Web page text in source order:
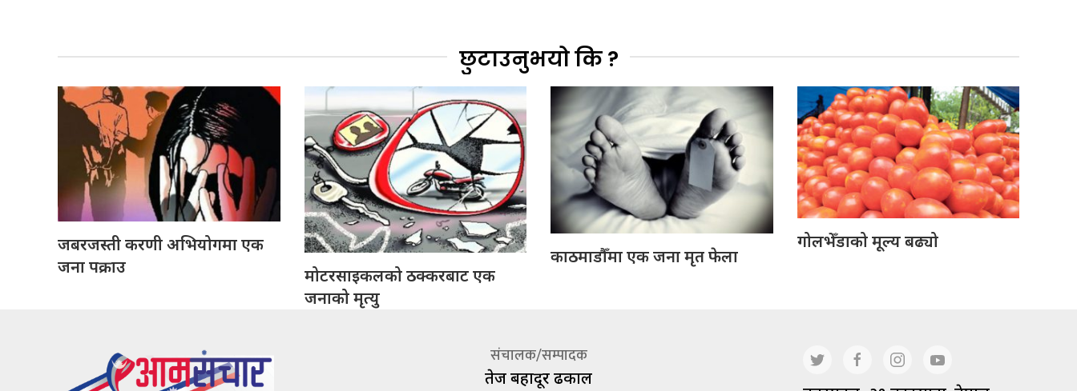
छुटाउनुभयो कि ?
जबरजस्ती करणी अभियोगमा एक
जना पक्राउ
मोटरसाइकलको ठक्करबाट एक
जनाको मृत्यु
काठमाडौँमा एक जना मृत फेला
गोलभेँडाको मूल्य बढ्यो
संचालक/सम्पादक
तेज बहादूर ढकाल